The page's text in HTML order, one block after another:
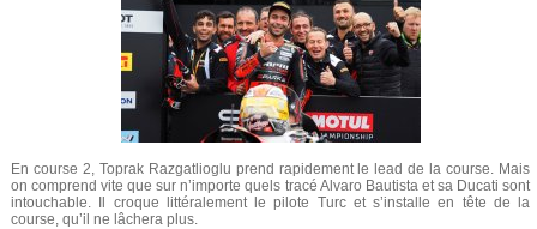
En course 2, Toprak Razgatlioglu prend rapidement le lead de la course. Mais
on comprend vite que sur n’importe quels tracé Alvaro Bautista et sa Ducati sont
intouchable. Il croque littéralement le pilote Turc et s’installe en tête de la
course, qu’il ne lâchera plus.